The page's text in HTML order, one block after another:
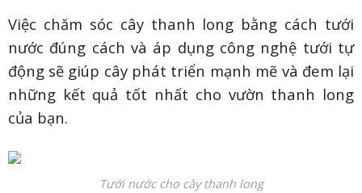
Việc chăm sóc cây thanh long bằng cách tưới
nước đúng cách và áp dụng công nghệ tưới tự
động sẽ giúp cây phát triển mạnh mẽ và đem lại
những kết quả tốt nhất cho vườn thanh long
của bạn.
Tưới nước cho cây thanh long